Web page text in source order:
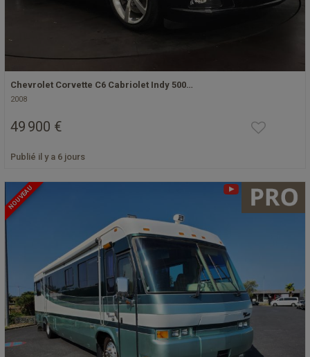
Chevrolet Corvette C6 Cabriolet Indy 500…
2008
49 900 €
Publié il y a 6 jours
NOUVEAU